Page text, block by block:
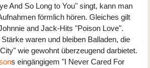
And So Long to You" singt, kann man
förmlich hören. Gleiches gilt
and Jack-Hits "Poison Love".
Stärke waren und bleiben Balladen, die
wie gewohnt überzeugend darbietet.
s eingängigem "I Never Cared For